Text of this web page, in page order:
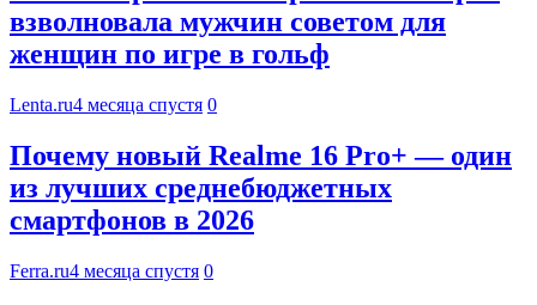
взволновала мужчин советом для
женщин по игре в гольф
Lenta.ru4 месяца спустя 0
Почему новый Realme 16 Pro+ — один
из лучших среднебюджетных
смартфонов в 2026
Ferra.ru4 месяца спустя 0